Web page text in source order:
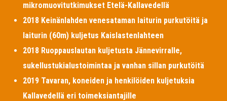
mikromuovitutkimukset Etelä-Kallavedellä
2018 Keinänlahden venesataman laiturin purkutöitä ja
laiturin (60m) kuljetus Kaislastenlahteen
2018 Ruoppauslautan kuljetusta Jännevirralle,
sukellustukialustoimintaa ja vanhan sillan purkutöitä
2019 Tavaran, koneiden ja henkilöiden kuljetuksia
Kallavedellä eri toimeksiantajille